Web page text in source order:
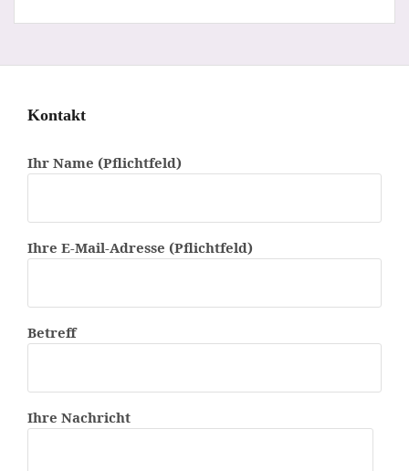
Kontakt
Ihr Name (Pflichtfeld)
Ihre E-Mail-Adresse (Pflichtfeld)
Betreff
Ihre Nachricht